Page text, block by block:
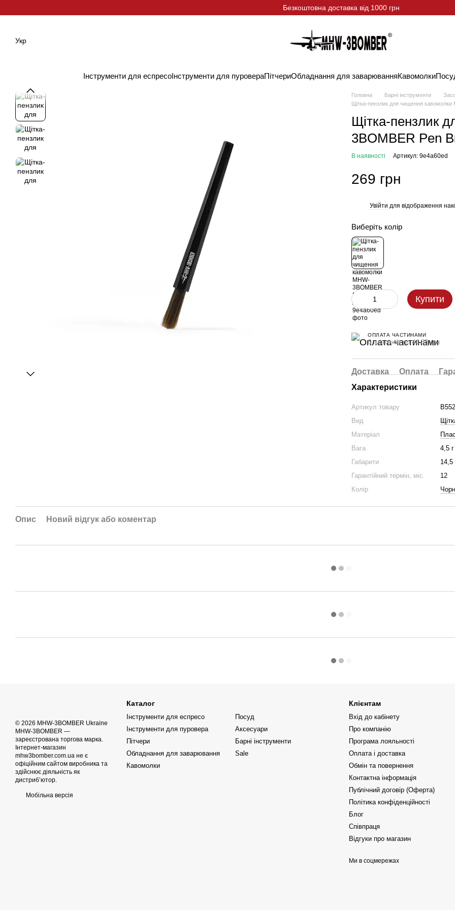
Безкоштовна доставка від 1000 грн
Укр
Інструменти для еспресоІнструменти для пуровераПітчериОбладнання для заварюванняКавомолки
Головна Барні інструменти
Щітка-пензлик для чищення
Щітка-пензлик
3BOMBER Pen
В наявності Артикул: 9e4a60ed
269 грн
Увійти для відображення
Виберіть колір
Купити
ОПЛАТА ЧАСТИНАМИ
6 платежів по 44.83 грн
Доставка Оплата
Характеристики
Артикул товару
Вид
Матеріал
Вага
4,5 г
Габарити
Гарантійний термін, міс.
12
Колір
Опис Новий відгук або коментар
© 2026 MHW-3BOMBER Ukraine
MHW-3BOMBER —
зареєстрована торгова марка.
Інтернет-магазин
mhw3bomber.com.ua не є
офіційним сайтом виробника та
здійснює діяльність як
дистриб’ютор.
Мобільна версія
Каталог
Інструменти для еспресо
Інструменти для пуровера
Пітчери
Обладнання для заварювання
Кавомолки
Посуд
Аксесуари
Барні інструменти
Sale
Клієнтам
Вхід до кабінету
Про компанію
Програма лояльності
Оплата і доставка
Обмін та повернення
Контактна інформація
Публічний договір (Оферта)
Політика конфіденційності
Блог
Співпраця
Відгуки про магазин
Ми в соцмережах